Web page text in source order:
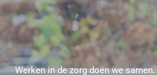
Werken in de zorg doen we samen.